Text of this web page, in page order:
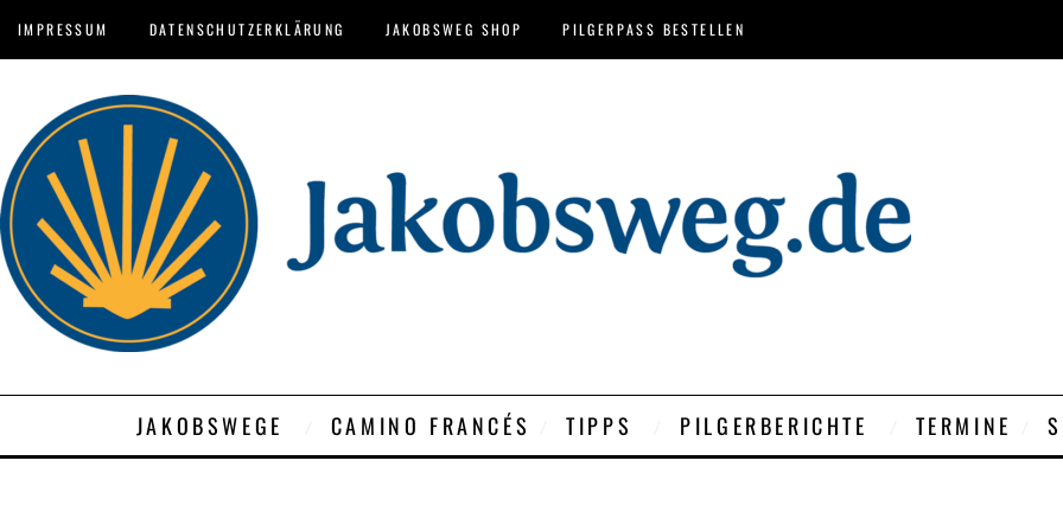
IMPRESSUM DATENSCHUTZERKLÄRUNG JAKOBSWEG SHOP PILGERPASS BESTELLEN
JAKOBSWEGE CAMINO FRANCÉS TIPPS PILGERBERICHTE TERMINE